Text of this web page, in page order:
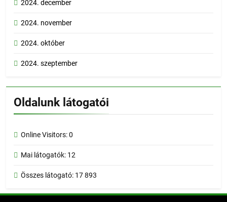
2024. december
2024. november
2024. október
2024. szeptember
Oldalunk látogatói
Online Visitors:0
Mai látogatók: 12
Összes látogató: 17 893